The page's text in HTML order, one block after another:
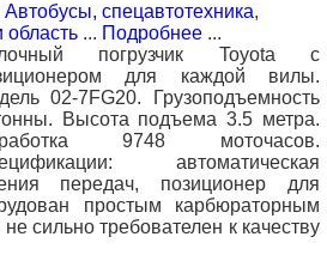
спецавтотехника,
область ... Подробнее ...
погрузчик Toyota с
для каждой вилы.
02-7FG20. Грузоподъемность
Высота подъема 3.5 метра.
9748 моточасов.
автоматическая
передач, позиционер для
простым карбюраторным
сильно требователен к качеству